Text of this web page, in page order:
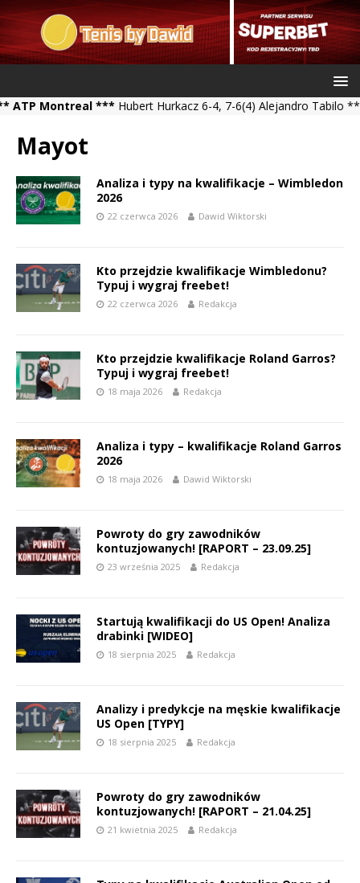
Montreal ***Hubert Hurkacz 6-4, 7-6(4) Alejandro Tabilo ***
Mayot
Analiza i typy na kwalifikacje – Wimbledon
2026
22 czerwca 2026 Dawid Wiktorski
Kto przejdzie kwalifikacje Wimbledonu?
Typuj i wygraj freebet!
22 czerwca 2026 Redakcja
Kto przejdzie kwalifikacje Roland Garros?
Typuj i wygraj freebet!
18 maja 2026 Redakcja
Analiza i typy – kwalifikacje Roland Garros
2026
18 maja 2026 Dawid Wiktorski
Powroty do gry zawodników
kontuzjowanych! [RAPORT – 23.09.25]
23 września 2025 Redakcja
Startują kwalifikacji do US Open! Analiza
drabinki [WIDEO]
18 sierpnia 2025 Redakcja
Analizy i predykcje na męskie kwalifikacje
US Open [TYPY]
18 sierpnia 2025 Redakcja
Powroty do gry zawodników
kontuzjowanych! [RAPORT – 21.04.25]
21 kwietnia 2025 Redakcja